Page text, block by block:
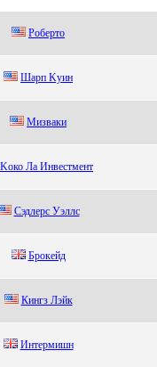
Pобepто
Шарп Kуин
Mизваки
Kоко Ла Инвeстмeнт
Сэдлерc Уэллc
Брокейд
Кингз Лэйк
Интеpмишн